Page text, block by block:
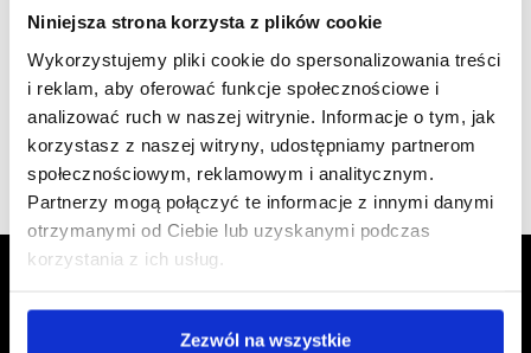
Niniejsza strona korzysta z plików cookie
Wykorzystujemy pliki cookie do spersonalizowania treści
i reklam, aby oferować funkcje społecznościowe i
analizować ruch w naszej witrynie. Informacje o tym, jak
korzystasz z naszej witryny, udostępniamy partnerom
społecznościowym, reklamowym i analitycznym.
Partnerzy mogą połączyć te informacje z innymi danymi
otrzymanymi od Ciebie lub uzyskanymi podczas
korzystania z ich usług.
Zezwól na wszystkie
członkiem